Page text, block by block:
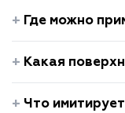
Где можно
Какая
Что